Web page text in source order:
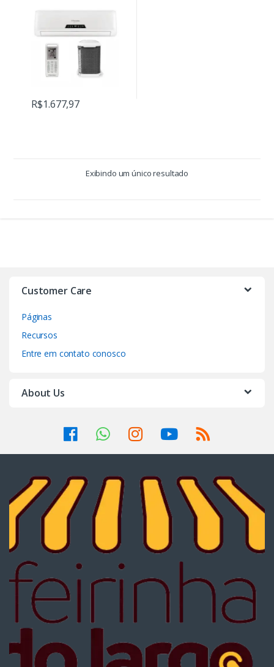
R$1.677,97
Exibindo um único resultado
Customer Care
Páginas
Recursos
Entre em contato conosco
About Us